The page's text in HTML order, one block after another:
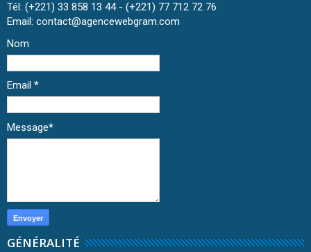
Tél: (+221) 33 858 13 44 - (+221) 77 712 72 76
Email: contact@agencewebgram.com
Nom
Email *
Message*
GÉNÉRALITÉ